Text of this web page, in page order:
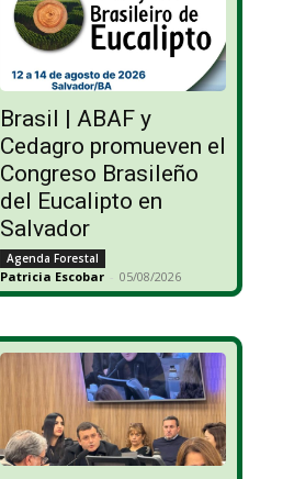
Brasil | ABAF y
Cedagro promueven el
Congreso Brasileño
del Eucalipto en
Salvador
Agenda Forestal
Patricia Escobar - 05/08/2026